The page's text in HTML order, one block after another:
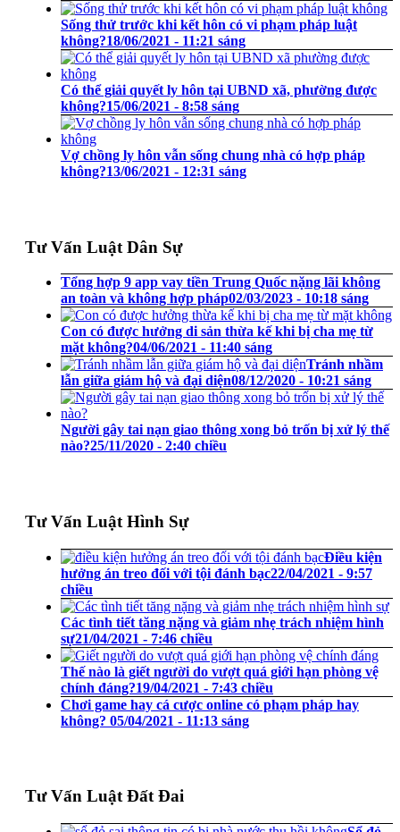
Sống thử trước khi kết hôn có vi phạm pháp luật
không?18/06/2021 - 11:21 sáng
Có thể giải quyết ly hôn tại UBND xã, phường được
không?15/06/2021 - 8:58 sáng
Vợ chồng ly hôn vẫn sống chung nhà có hợp pháp
không?13/06/2021 - 12:31 sáng
Tư Vấn Luật Dân Sự
Tổng hợp 9 app vay tiền Trung Quốc nặng lãi không
an toàn và không hợp pháp02/03/2023 - 10:18 sáng
Con có được hưởng di sản thừa kế khi bị cha mẹ từ
mặt không?04/06/2021 - 11:40 sáng
Tránh nhầm
lẫn giữa giám hộ và đại diện08/12/2020 - 10:21 sáng
Người gây tai nạn giao thông xong bỏ trốn bị xử lý thế
nào?25/11/2020 - 2:40 chiều
Tư Vấn Luật Hình Sự
Điều kiện
hưởng án treo đối với tội đánh bạc22/04/2021 - 9:57
chiều
Các tình tiết tăng nặng và giảm nhẹ trách nhiệm hình
sự21/04/2021 - 7:46 chiều
Thế nào là giết người do vượt quá giới hạn phòng vệ
chính đáng?19/04/2021 - 7:43 chiều
Chơi game hay cá cược online có phạm pháp hay
không? 05/04/2021 - 11:13 sáng
Tư Vấn Luật Đất Đai